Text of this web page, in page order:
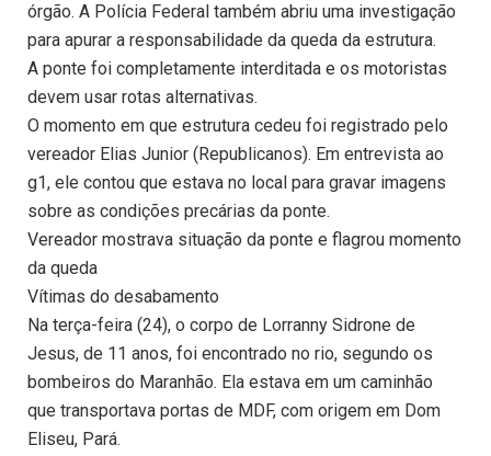
órgão. A Polícia Federal também abriu uma investigação
para apurar a responsabilidade da queda da estrutura.
A ponte foi completamente interditada e os motoristas
devem usar rotas alternativas.
O momento em que estrutura cedeu foi registrado pelo
vereador Elias Junior (Republicanos). Em entrevista ao
g1, ele contou que estava no local para gravar imagens
sobre as condições precárias da ponte.
Vereador mostrava situação da ponte e flagrou momento
da queda
Vítimas do desabamento
Na terça-feira (24), o corpo de Lorranny Sidrone de
Jesus, de 11 anos, foi encontrado no rio, segundo os
bombeiros do Maranhão. Ela estava em um caminhão
que transportava portas de MDF, com origem em Dom
Eliseu, Pará.